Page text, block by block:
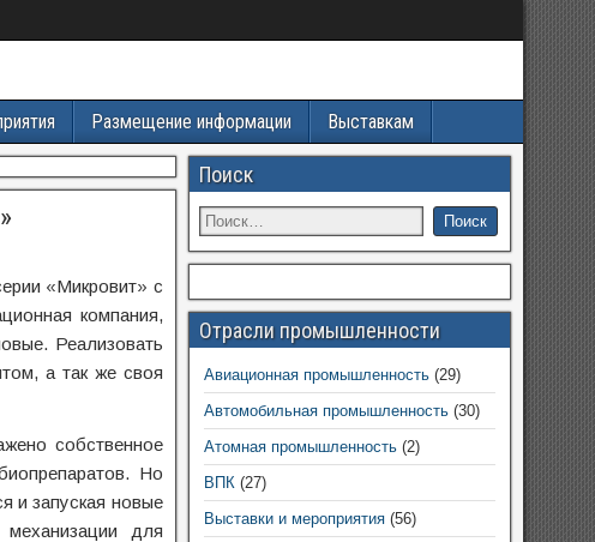
Размещение информации Выставкам
«Микровит» с
компания,
Реализовать
а так же своя
собственное
Но
и запуская новые
для
Поиск
Отрасли промышленности
Авиационная промышленность(29)
Автомобильная промышленность(30)
Атомная промышленность(2)
ВПК(27)
Выставки и мероприятия(56)